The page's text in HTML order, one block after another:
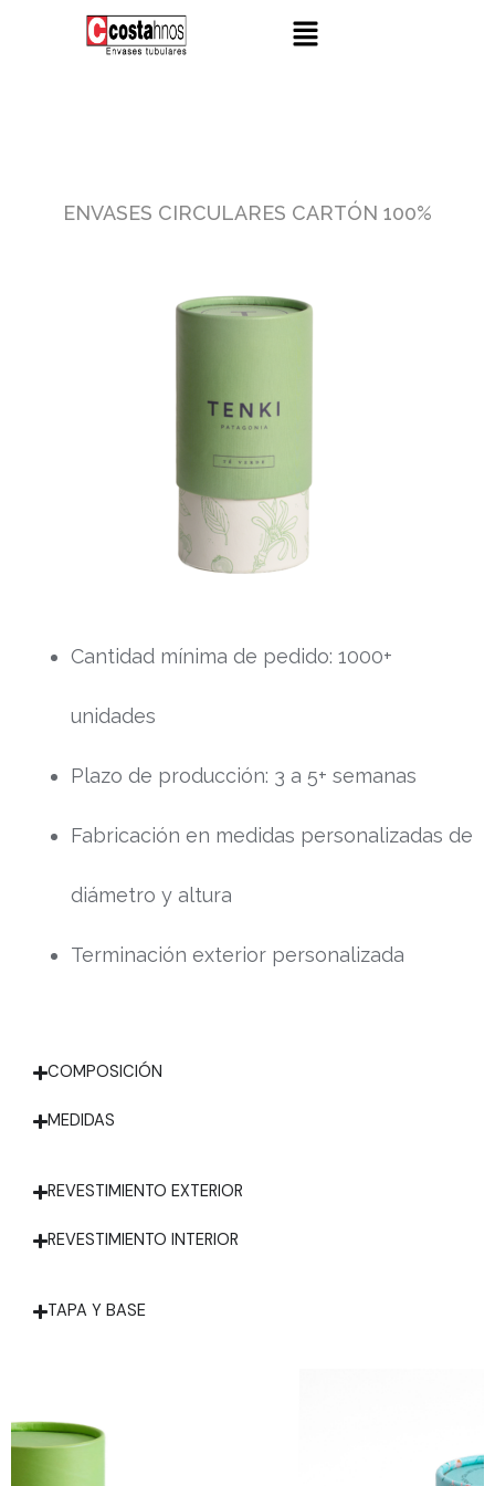
Menu
ENVASES CIRCULARES CARTÓN 100%
Cantidad mínima de pedido: 1000+
unidades
Plazo de producción: 3 a 5+ semanas
Fabricación en medidas personalizadas de
diámetro y altura
Terminación exterior personalizada
COMPOSICIÓN
MEDIDAS
REVESTIMIENTO EXTERIOR
REVESTIMIENTO INTERIOR
TAPA Y BASE